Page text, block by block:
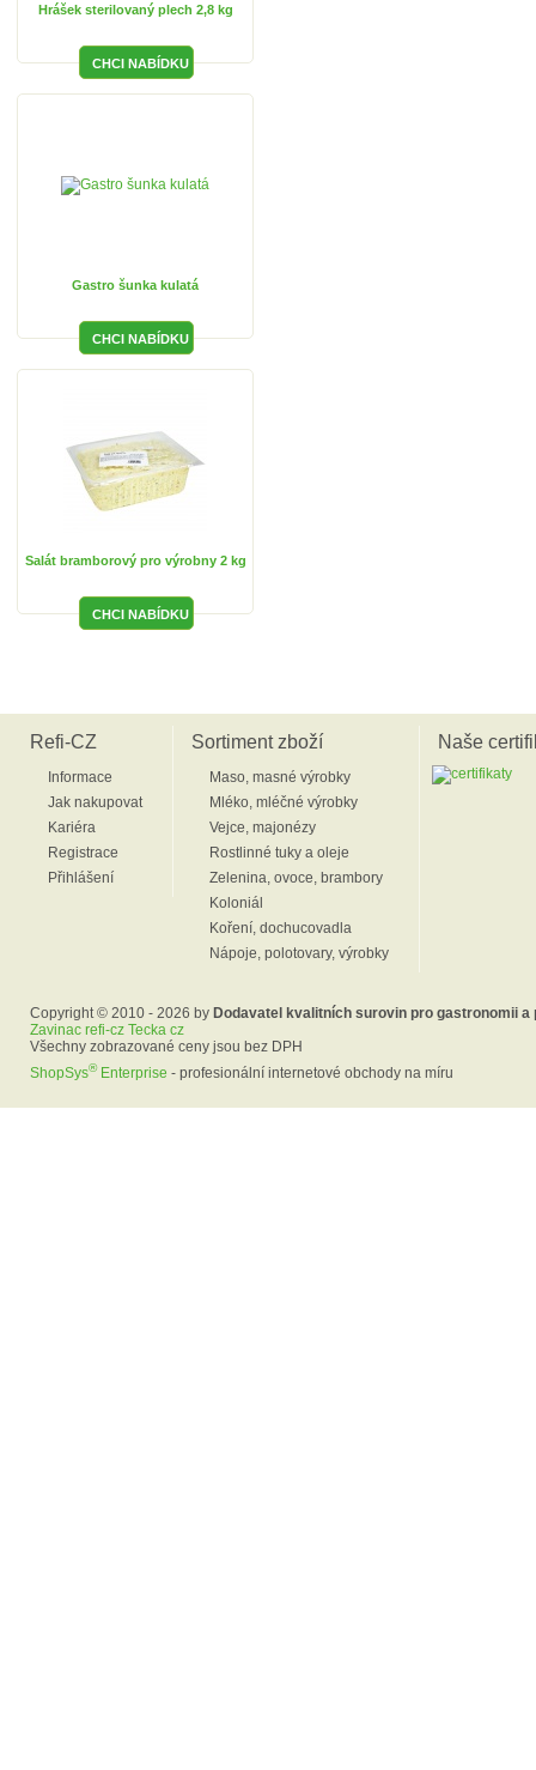
Hrášek sterilovaný plech 2,8 kg
Gastro šunka kulatá
Salát bramborový pro výrobny 2 kg
Refi-CZ
Informace
Jak nakupovat
Kariéra
Registrace
Přihlášení
Sortiment zboží
Maso, masné výrobky
Mléko, mléčné výrobky
Vejce, majonézy
Rostlinné tuky a oleje
Zelenina, ovoce, brambory
Koloniál
Koření, dochucovadla
Nápoje, polotovary, výrobky
Naše
Copyright © 2010 - 2026 by Dodavatel kvalitních surovin pro gastronomii
Zavinac refi-cz Tecka cz
Všechny zobrazované ceny jsou bez DPH
ShopSys®Enterprise - profesionální internetové obchody na míru